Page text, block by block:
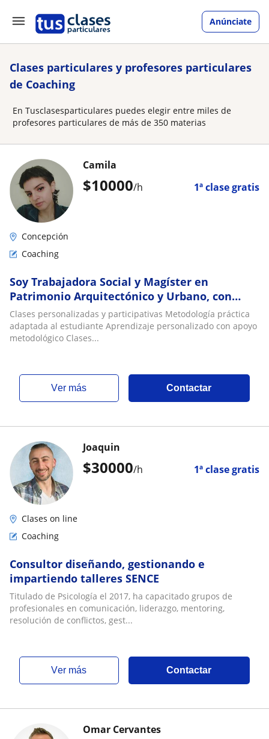
Anúnciate
Clases particulares y profesores particulares
de Coaching
En Tusclasesparticulares puedes elegir entre miles de
profesores particulares de más de 350 materias
$10000/h 1ª clase gratis
Camila
Concepción
Coaching
Soy Trabajadora Social y Magíster en
Patrimonio Arquitectónico y Urbano, con
experiencia en docencia universitaria,
investigación
Clases personalizadas y participativas Metodología práctica
adaptada al estudiante Aprendizaje personalizado con apoyo
metodológico Clases...
ver más Contactar
$30000/h 1ª clase gratis
Joaquin
Clases on line
Coaching
Consultor diseñando, gestionando e
impartiendo talleres SENCE
Titulado de Psicología el 2017, ha capacitado grupos de
profesionales en comunicación, liderazgo, mentoring,
resolución de conflictos, gest...
ver más Contactar
Omar Cervantes